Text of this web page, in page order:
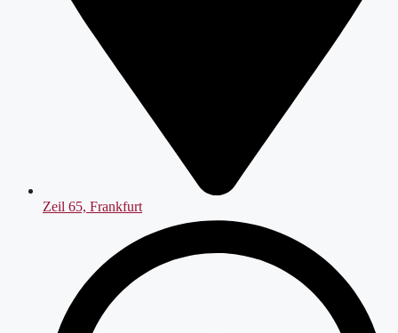
Zeil 65, Frankfurt